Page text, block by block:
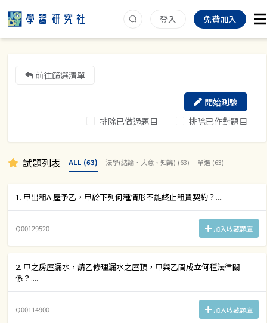
登入 免費加入
前往篩選清單
排除已做過題目 排除已作對題目
開始測驗
試題列表 ALL (63) 法學(緒論、大意、知識) (63) 單選 (63)
1. 甲出租A 屋予乙，甲於下列何種情形不能終止租賃契約？....
Q00129520 加入收藏題庫
2. 甲之房屋漏水，請乙修理漏水之屋頂，甲與乙間成立何種法律關
係？....
Q00114900 加入收藏題庫